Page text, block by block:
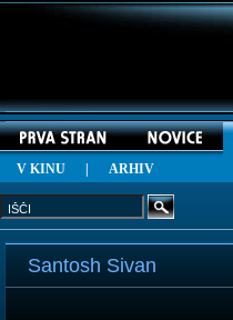
V KINU ARHIV
Santosh Sivan